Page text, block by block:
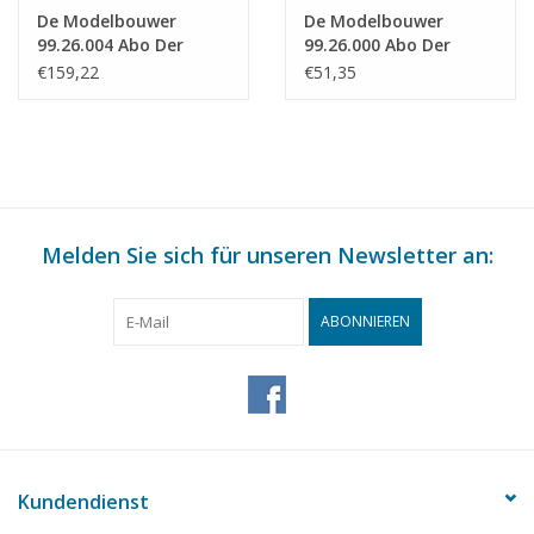
De Modelbouwer
99.26.004 Abo Der
Modellbauer
€159,22
De Modelbouwer
99.26.000 Abo Der
Modellbauer
€51,35
Melden Sie sich für unseren Newsletter an:
ABONNIEREN
Kundendienst